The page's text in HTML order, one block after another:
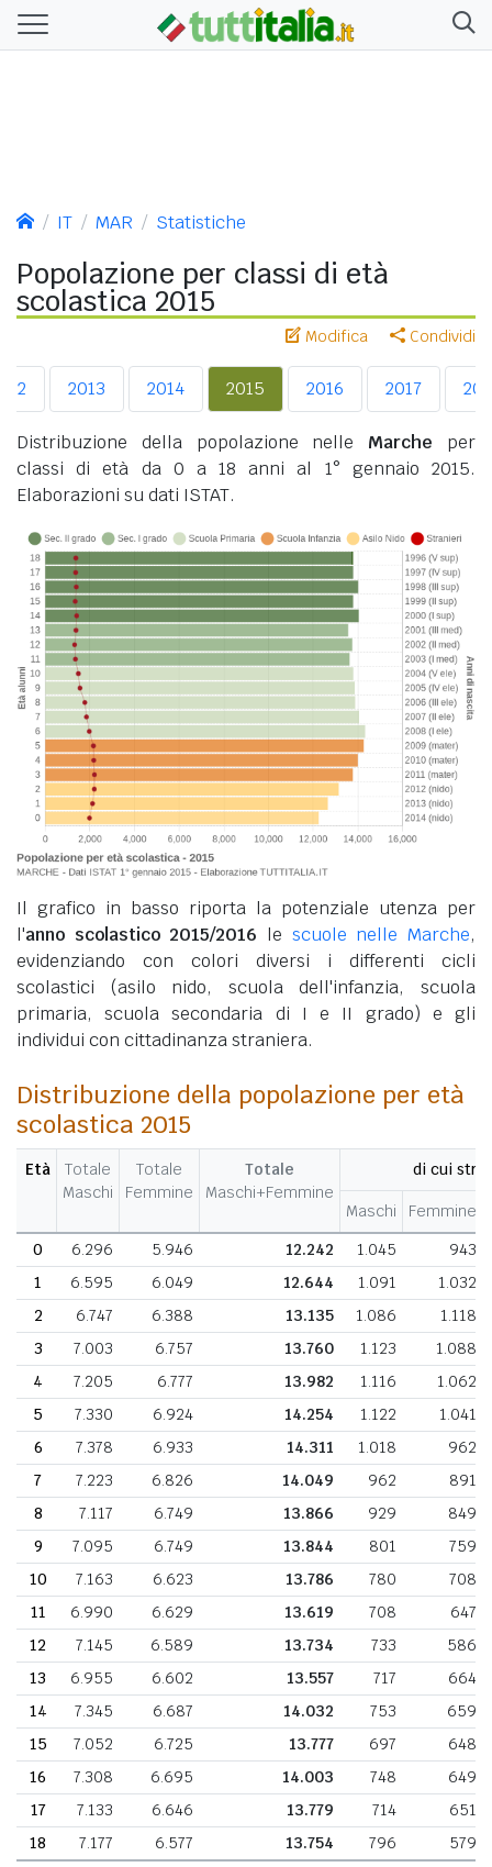
IT MAR Statistiche
Popolazione per classi di età
scolastica 2015
Modifica Condividi
2013 2014 2015 2016 2017
Distribuzione della popolazione nelle Marche per
classi di età da 0 a 18 anni al 1° gennaio 2015.
Elaborazioni su dati ISTAT.
Il grafico in basso riporta la potenziale utenza per
l'anno scolastico 2015/2016 le scuole nelle Marche,
evidenziando con colori diversi i differenti cicli
scolastici (asilo nido, scuola dell'infanzia, scuola
primaria, scuola secondaria di I e II grado) e gli
individui con cittadinanza straniera.
Distribuzione della popolazione per età
scolastica 2015
Età
Totale
Maschi
Totale
Femmine
Totale
Maschi+Femmine
di cui
Maschi
Femmine
0
6.296 5.946 12.242 1.045 943
1
6.595 6.049 12.644 1.091 1.032
2
6.747 6.388 13.135 1.086 1.118
3
7.003 6.757 13.760 1.123
1.088
4
7.205 6.777 13.982 1.116 1.062
5
7.330 6.924 14.254 1.122 1.041
6
7.378 6.933 14.311 1.018 962
7
7.223 6.826 14.049 962 891
8
7.117 6.749 13.866 929
849
9
7.095 6.749 13.844 801 759
10
7.163 6.623 13.786 780 708
11
6.990 6.629 13.619 708 647
12
7.145 6.589 13.734 733 586
13
6.955 6.602 13.557 717 664
14
7.345 6.687 14.032 753
659
15
7.052 6.725 13.777 697 648
16
7.308 6.695 14.003 748 649
17
7.133 6.646 13.779 714 651
18
7.177 6.577 13.754 796 579